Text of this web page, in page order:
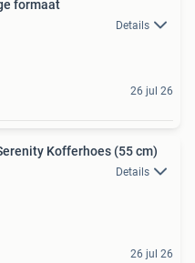
formaat
Details
26 jul 26
Kofferhoes (55 cm)
Details
26 jul 26